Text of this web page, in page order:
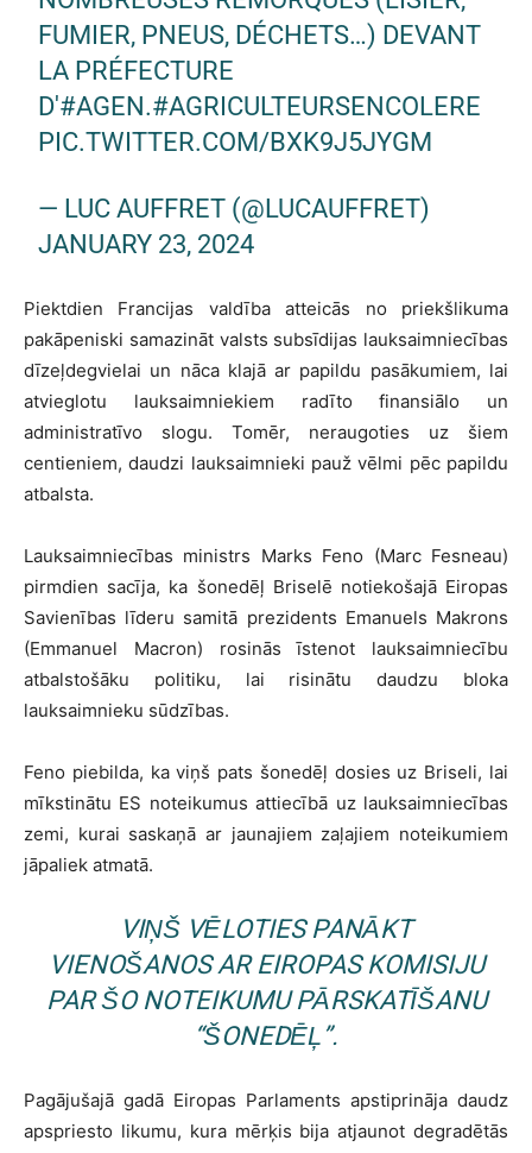
FUMIER, PNEUS, DÉCHETS…) DEVANT
LA PRÉFECTURE
D'#AGEN .#AGRICULTEURSENCOLERE
PIC.TWITTER.COM/BXK9J5JYGM
— LUC AUFFRET (@LUCAUFFRET)
JANUARY 23, 2024
Piektdien Francijas valdība atteicās no priekšlikuma
pakāpeniski samazināt valsts subsīdijas lauksaimniecības
dīzeļdegvielai un nāca klajā ar papildu pasākumiem, lai
atvieglotu lauksaimniekiem radīto finansiālo un
administratīvo slogu. Tomēr, neraugoties uz šiem
centieniem, daudzi lauksaimnieki pauž vēlmi pēc papildu
atbalsta.
Lauksaimniecības ministrs Marks Feno (Marc Fesneau)
pirmdien sacīja, ka šonedēļ Briselē notiekošajā Eiropas
Savienības līderu samitā prezidents Emanuels Makrons
(Emmanuel Macron) rosinās īstenot lauksaimniecību
atbalstošāku politiku, lai risinātu daudzu bloka
lauksaimnieku sūdzības.
Feno piebilda, ka viņš pats šonedēļ dosies uz Briseli, lai
mīkstinātu ES noteikumus attiecībā uz lauksaimniecības
zemi, kurai saskaņā ar jaunajiem zaļajiem noteikumiem
jāpaliek atmatā.
VIŅŠ VĒLOTIES PANĀKT
VIENOŠANOS AR EIROPAS KOMISIJU
PAR ŠO NOTEIKUMU PĀRSKATĪŠANU
“ŠONEDĒĻ”.
Pagājušajā gadā Eiropas Parlaments apstiprināja daudz
apspriesto likumu, kura mērķis bija atjaunot degradētās